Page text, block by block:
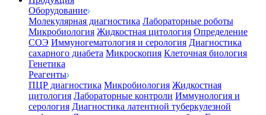
Оборудование
Молекулярная диагностика Лабораторные роботы
Микробиология Жидкостная цитология Определение
СОЭ Иммуногематология и серология Диагностика
сахарного диабета Микроскопия Клеточная биология
Генетика
Реагенты
ПЦР диагностика Микробиология Жидкостная
цитология Лабораторные контроли Иммунология и
серология Диагностика латентной туберкулезной